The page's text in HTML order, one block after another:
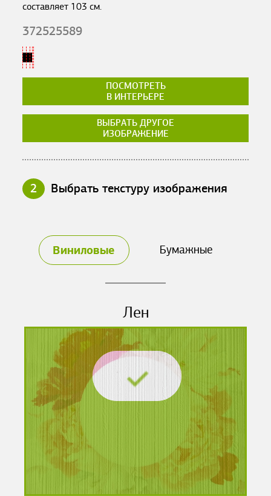
составляет 103 см.
372525589
ПОСМОТРЕТЬ
В ИНТЕРЬЕРЕ
ВЫБРАТЬ ДРУГОЕ
ИЗОБРАЖЕНИЕ
2 Выбрать текстуру изображения
Виниловые Бумажные
Лен